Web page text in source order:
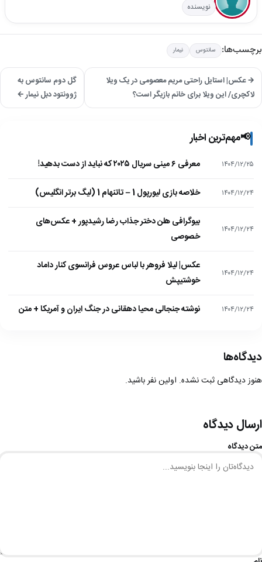
نویسنده
برچسب‌ها: سانتوس نیمار
→ عکس| استایل راحتی مریم معصومی در یک ویلا
لاکچری/ این ویلا برای خانم بازیگر است؟
گل دوم سانتوس به
ژوونتود دبل نیمار ←
📢مهم‌ترین اخبار
۱۴۰۴/۱۲/۲۵ معرفی ۶ مینی سریال ۲۰۲۵ که نباید از دست بدهید!
۱۴۰۴/۱۲/۲۴ خلاصه بازی لیورپول 1 – تاتنهام 1 (لیگ برتر انگلیس)
۱۴۰۴/۱۲/۲۴
بیوگرافی هلن دختر جذاب رضا رشیدپور + عکس‌های
خصوصی
۱۴۰۴/۱۲/۲۴
عکس| لیلا فروهر با لباس عروس فرانسوی کنار داماد
خوشتیپش
۱۴۰۴/۱۲/۲۴ نوشته جنجالی محیا دهقانی در جنگ ایران و آمریکا + متن
دیدگاه‌ها
هنوز دیدگاهی ثبت نشده. اولین نفر باشید.
ارسال دیدگاه
متن دیدگاه